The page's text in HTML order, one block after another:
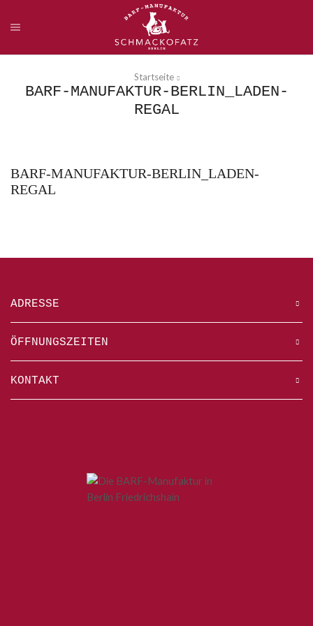
Startseite
BARF-MANUFAKTUR-BERLIN_LADEN-
REGAL
BARF-MANUFAKTUR-BERLIN_LADEN-
REGAL
ADRESSE
ÖFFNUNGSZEITEN
KONTAKT